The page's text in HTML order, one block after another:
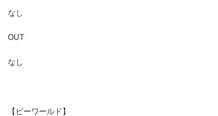
なし
OUT
なし
【ピーワールド】